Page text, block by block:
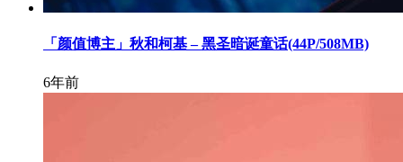
「颜值博主」秋和柯基 – 黑圣暗诞童话(44P/508MB)
6年前